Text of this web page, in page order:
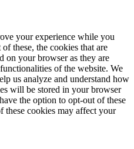
your experience while you
these, the cookies that are
on your browser as they are
of the website. We
us analyze and understand how
will be stored in your browser
the option to opt-out of these
these cookies may affect your